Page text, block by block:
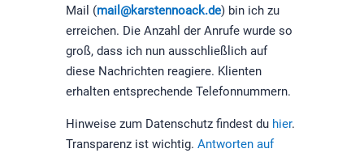
Mail (mail@karstennoack.de) bin ich zu
erreichen. Die Anzahl der Anrufe wurde so
groß, dass ich nun ausschließlich auf
diese Nachrichten reagiere. Klienten
erhalten entsprechende Telefonnummern.
Hinweise zum Datenschutz findest du hier.
Transparenz ist wichtig. Antworten auf